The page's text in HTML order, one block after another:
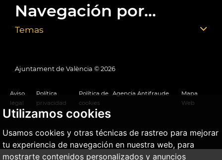
Utilizamos cookies
Usamos cookies y otras técnicas de rastreo para mejorar
tu experiencia de navegación en nuestra web, para
mostrarte contenidos personalizados y anuncios
Navegación por...
Temas
Ajuntament de València © 2026
Aviso
legal
Política
privacidad
Política de
cookies
Agencia Antifraude
Mapa
Web